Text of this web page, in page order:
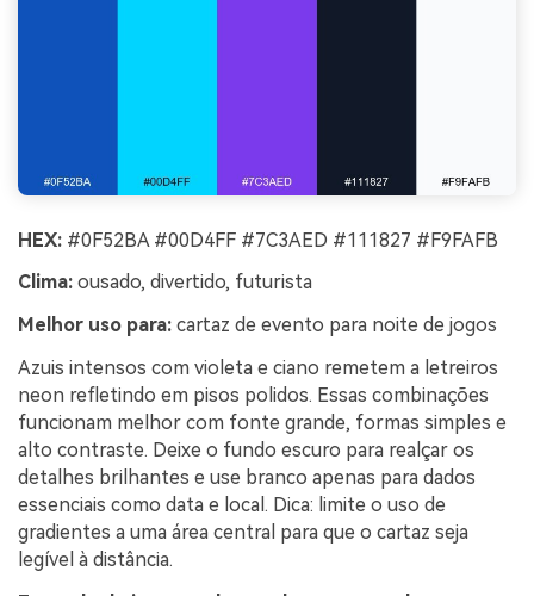
HEX: #0F52BA #00D4FF #7C3AED #111827 #F9FAFB
Clima: ousado, divertido, futurista
Melhor uso para: cartaz de evento para noite de jogos
Azuis intensos com violeta e ciano remetem a letreiros
neon refletindo em pisos polidos. Essas combinações
funcionam melhor com fonte grande, formas simples e
alto contraste. Deixe o fundo escuro para realçar os
detalhes brilhantes e use branco apenas para dados
essenciais como data e local. Dica: limite o uso de
gradientes a uma área central para que o cartaz seja
legível à distância.